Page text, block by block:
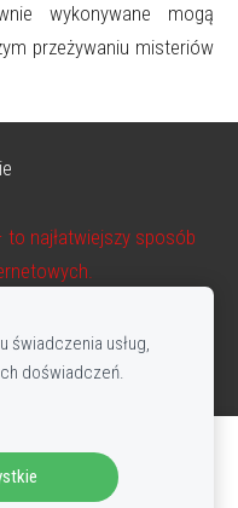
wykonywane mogą
przeżywaniu misteriów
to najłatwiejszy sposób
lub sklep
świadczenia usług,
doświadczeń.